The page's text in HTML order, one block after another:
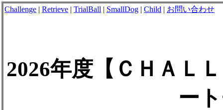
Challenge | Retrieve | TrialBall | SmallDog | Child | お問い合わせ
2026年度【ＣＨＡ
ー